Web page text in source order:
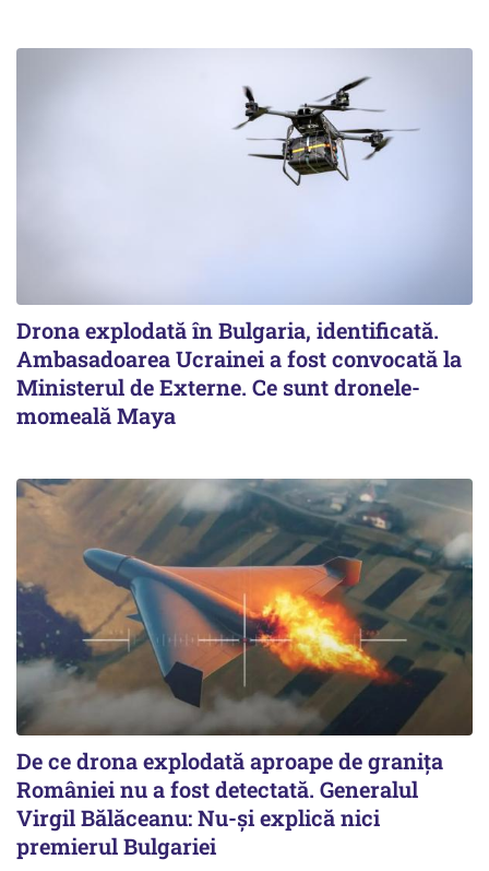
Drona explodată în Bulgaria, identificată.
Ambasadoarea Ucrainei a fost convocată la
Ministerul de Externe. Ce sunt dronele-
momeală Maya
De ce drona explodată aproape de granița
României nu a fost detectată. Generalul
Virgil Bălăceanu: Nu-și explică nici
premierul Bulgariei